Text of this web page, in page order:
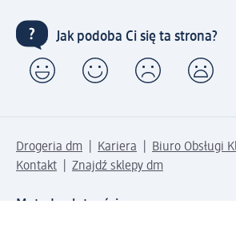
Jak podoba Ci się ta strona?
Drogeria dm Kariera
Biuro Obsługi
Kontakt
Znajdź sklepy dm
Metody płatności